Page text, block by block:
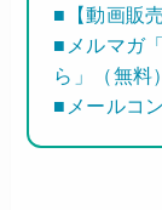
■【動画販
■メルマガ
ら」（無料）
■メールコ